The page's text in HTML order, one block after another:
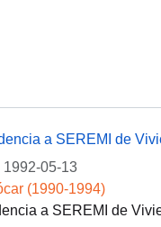
a SEREMI de
1992-05-13
(1990-1994)
a SEREMI de